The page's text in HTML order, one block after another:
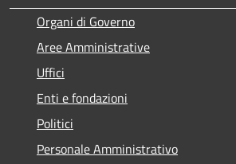
Organi di Governo
Aree Amministrative
Uffici
Enti e fondazioni
Politici
Personale Amministrativo